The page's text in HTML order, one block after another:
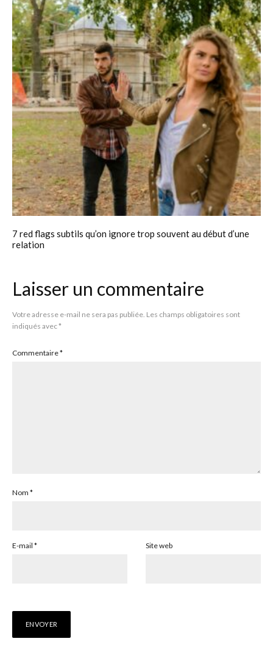
7 red flags subtils qu’on ignore trop souvent au début d’une
relation
Laisser un commentaire
Votre adresse e-mail ne sera pas publiée. Les champs obligatoires sont
indiqués avec*
Commentaire*
Nom *
E-mail * Site web